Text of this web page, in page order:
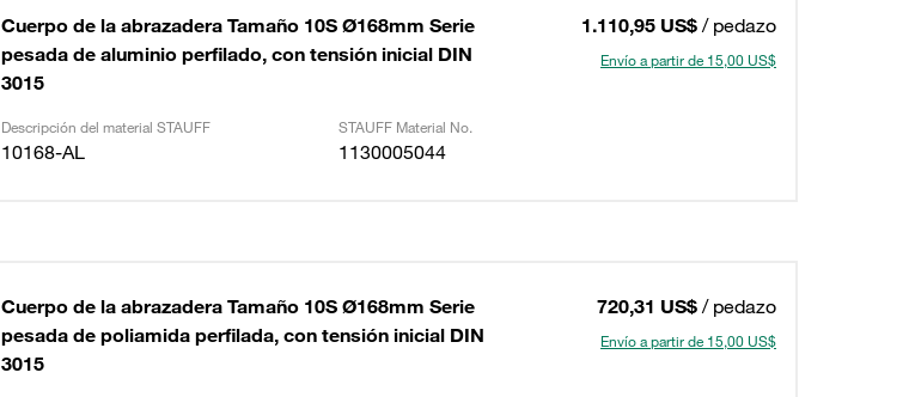
Cuerpo de la abrazadera Tamaño 10S Ø168mm Serie
pesada de aluminio perfilado, con tensión inicial DIN
3015
1.110,95 US$ / pedazo
Envío a partir de 15,00 US$
Descripción del material STAUFF STAUFF Material No.
10168-AL 1130005044
Cuerpo de la abrazadera Tamaño 10S Ø168mm Serie
pesada de poliamida perfilada, con tensión inicial DIN
3015
720,31 US$ / pedazo
Envío a partir de 15,00 US$